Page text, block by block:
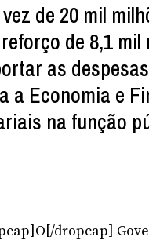
de 20 mil
de 8,1
as
a Economia e
na função
dropcap]